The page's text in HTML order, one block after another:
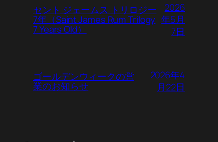
セント ジェームス トリロジー
7年（Saint James Rum Trilogy
7 Years Old）
2026
年5月
7日
ゴールデンウィークの営
業のお知らせ
2026年4
月22日